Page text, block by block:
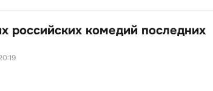
российских комедий последних